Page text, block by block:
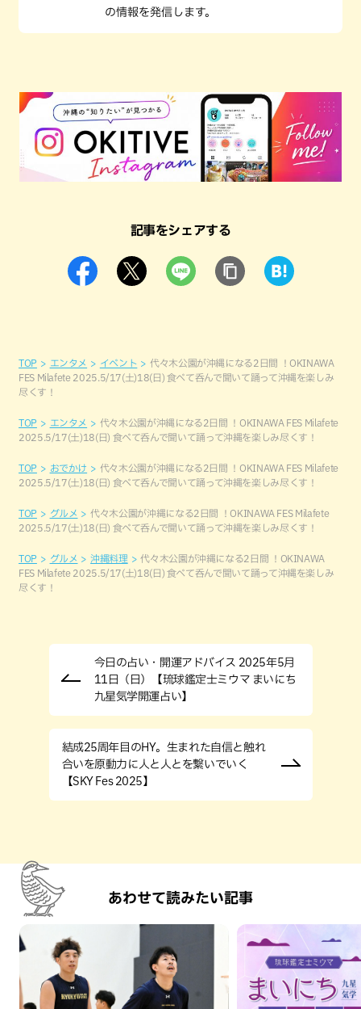
の情報を発信します。
記事をシェアする
TOP エンタメ イベント
代々木公園が沖縄になる2日間 ！OKINAWA
FES Milafete 2025.5/17(土)18(日) 食べて呑んで聞いて踊って沖縄を楽しみ
尽くす！
TOP エンタメ
代々木公園が沖縄になる2日間 ！OKINAWA FES Milafete
2025.5/17(土)18(日) 食べて呑んで聞いて踊って沖縄を楽しみ尽くす！
TOP おでかけ
代々木公園が沖縄になる2日間 ！OKINAWA FES Milafete
2025.5/17(土)18(日) 食べて呑んで聞いて踊って沖縄を楽しみ尽くす！
TOP グルメ
代々木公園が沖縄になる2日間 ！OKINAWA FES Milafete
2025.5/17(土)18(日) 食べて呑んで聞いて踊って沖縄を楽しみ尽くす！
TOP グルメ 沖縄料理
代々木公園が沖縄になる2日間 ！OKINAWA
FES Milafete 2025.5/17(土)18(日) 食べて呑んで聞いて踊って沖縄を楽しみ
尽くす！
今日の占い・開運アドバイス 2025年5月
11日（日）【琉球鑑定士ミウマ まいにち
九星気学開運占い】
結成25周年目のHY。生まれた自信と触れ
合いを原動力に人と人とを繋いでいく
【SKY Fes 2025】
あわせて読みたい記事